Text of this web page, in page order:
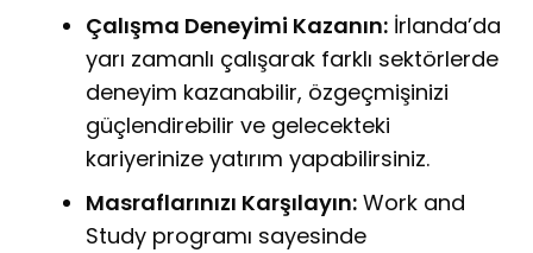
Çalışma Deneyimi Kazanın: İrlanda’da
yarı zamanlı çalışarak farklı sektörlerde
deneyim kazanabilir, özgeçmişinizi
güçlendirebilir ve gelecekteki
kariyerinize yatırım yapabilirsiniz.
Masraflarınızı Karşılayın: Work and
Study programı sayesinde